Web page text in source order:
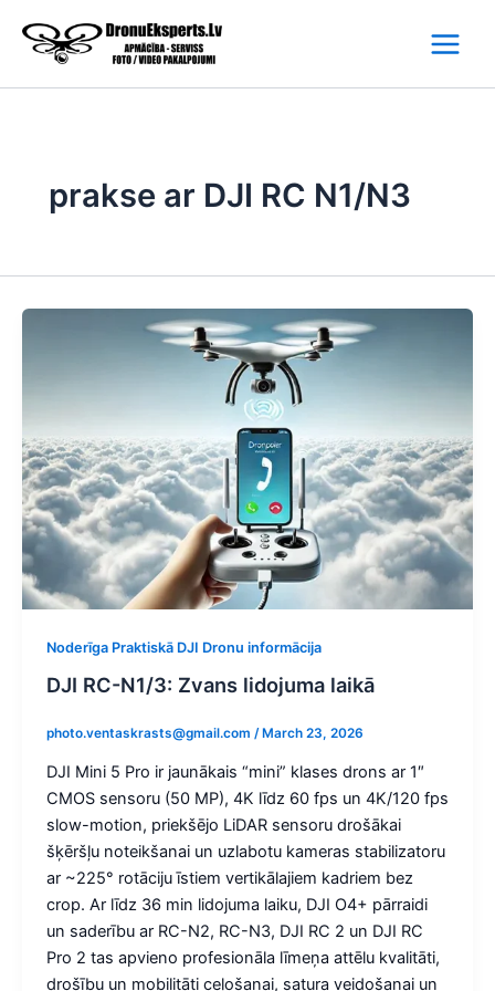
content
prakse ar DJI RC N1/N3
Noderīga Praktiskā DJI Dronu informācija
DJI RC-N1/3: Zvans lidojuma laikā
photo.ventaskrasts@gmail.com / March 23, 2026
DJI Mini 5 Pro ir jaunākais “mini” klases drons ar 1″
CMOS sensoru (50 MP), 4K līdz 60 fps un 4K/120 fps
slow-motion, priekšējo LiDAR sensoru drošākai
šķēršļu noteikšanai un uzlabotu kameras stabilizatoru
ar ~225° rotāciju īstiem vertikālajiem kadriem bez
crop. Ar līdz 36 min lidojuma laiku, DJI O4+ pārraidi
un saderību ar RC-N2, RC-N3, DJI RC 2 un DJI RC
Pro 2 tas apvieno profesionāla līmeņa attēlu kvalitāti,
drošību un mobilitāti ceļošanai, satura veidošanai un